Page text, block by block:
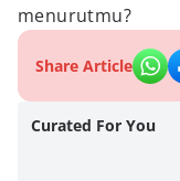
menurutmu?
Share Article
Curated For You